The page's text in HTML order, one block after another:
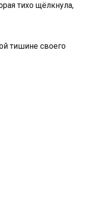
тихо щёлкнула,
тишине своего